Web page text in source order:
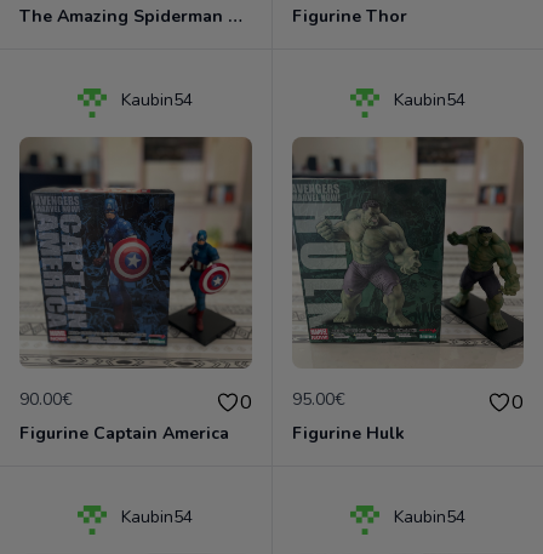
The Amazing Spiderman 2 - coffret collector tête d'Electro Figurine Thor
Kaubin54
90.00€ 0
Figurine Captain America
Kaubin54
95.00€ 0
Figurine Hulk
Kaubin54 Kaubin54